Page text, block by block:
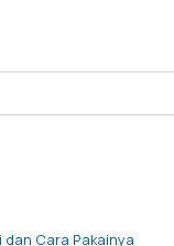
dan Cara Pakainya